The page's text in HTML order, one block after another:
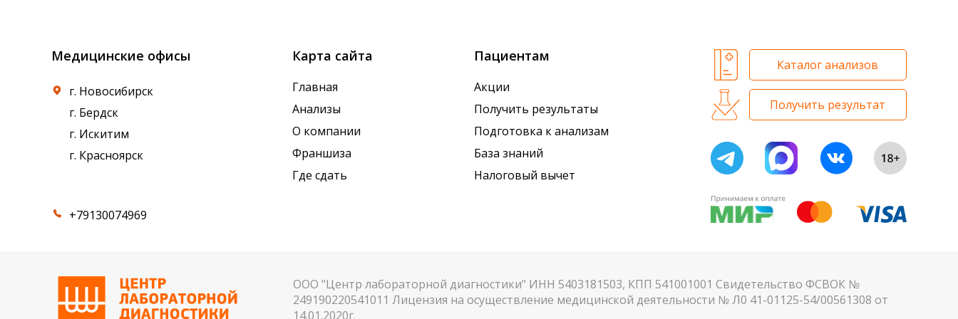
Медицинские офисы
г. Новосибирск
г. Бердск
г. Искитим
г. Красноярск
+79130074969
Карта сайта
Главная
Анализы
О компании
Франшиза
Где сдать
Пациентам
Акции
Получить результаты
Подготовка к анализам
База знаний
Налоговый вычет
Каталог анализов
Получить результат
ООО "Центр лабораторной диагностики" ИНН 5403181503, КПП 541001001 Свидетельство ФСВОК №
249190220541011 Лицензия на осуществление медицинской деятельности № Л0 41-01125-54/00561308 от
14.01.2020г.